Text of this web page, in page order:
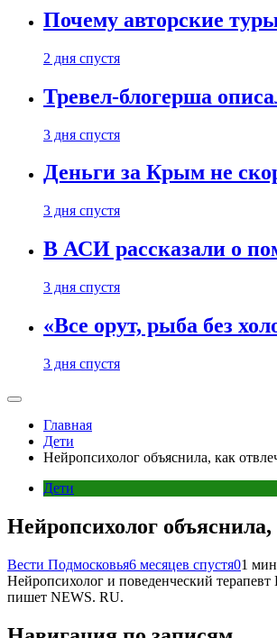
Почему авторские
2 дня спустя
Тревел-блогерша
3 дня спустя
Деньги за Крым не
3 дня спустя
В АСИ рассказали о
3 дня спустя
«Все орут, рыба без
3 дня спустя
Главная
Дети
Нейропсихолог объяснила, как
Дети
Нейропсихолог
Вести Подмосковья6 месяцев спустя01
Нейропсихолог и поведенческий
пишет NEWS. RU.